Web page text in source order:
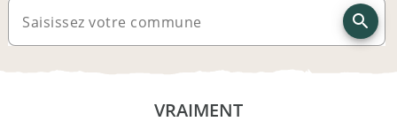
Saisissez votre commune
VRAIMENT